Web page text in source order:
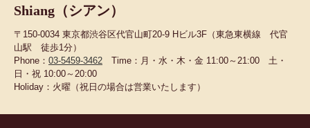
Shiang（シアン）
〒150-0034 東京都渋谷区代官山町20-9 Hビル3F（東急東横線 代官
山駅 徒歩1分）
Phone： 03-5459-3462 Time：月・水・木・金 11:00～21:00 土・
日・祝 10:00～20:00
Holiday：火曜（祝日の場合は営業いたします）